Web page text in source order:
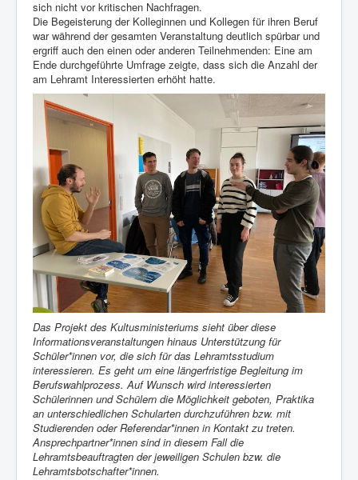
sich nicht vor kritischen Nachfragen.
Die Begeisterung der Kolleginnen und Kollegen für ihren Beruf
war während der gesamten Veranstaltung deutlich spürbar und
ergriff auch den einen oder anderen Teilnehmenden: Eine am
Ende durchgeführte Umfrage zeigte, dass sich die Anzahl der
am Lehramt Interessierten erhöht hatte.
Das Projekt des Kultusministeriums sieht über diese
Informationsveranstaltungen hinaus Unterstützung für
Schüler*innen vor, die sich für das Lehramtsstudium
interessieren. Es geht um eine längerfristige Begleitung im
Berufswahlprozess. Auf Wunsch wird interessierten
Schülerinnen und Schülern die Möglichkeit geboten, Praktika
an unterschiedlichen Schularten durchzuführen bzw. mit
Studierenden oder Referendar*innen in Kontakt zu treten.
Ansprechpartner*innen sind in diesem Fall die
Lehramtsbeauftragten der jeweiligen Schulen bzw. die
Lehramtsbotschafter*innen.